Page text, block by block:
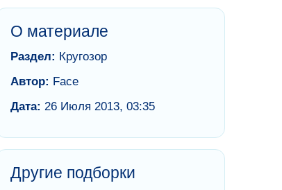
О материале
Раздел: Кругозор
Автор: Face
Дата: 26 Июля 2013, 03:35
Другие подборки